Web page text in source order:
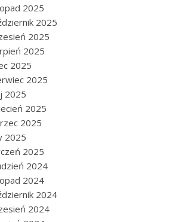
2025
2025
2025
2025
2025
2025
2025
2025
2025
2025
2025
2024
2024
2024
2024